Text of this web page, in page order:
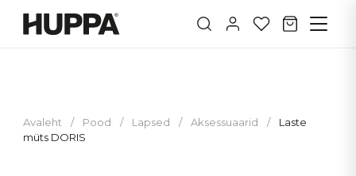
Avaleht / Pood / Lapsed / Aksessuaarid /
Laste
müts DORIS